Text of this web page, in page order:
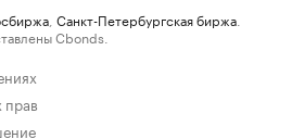
Санкт-Петербургская биржа
Cbonds.